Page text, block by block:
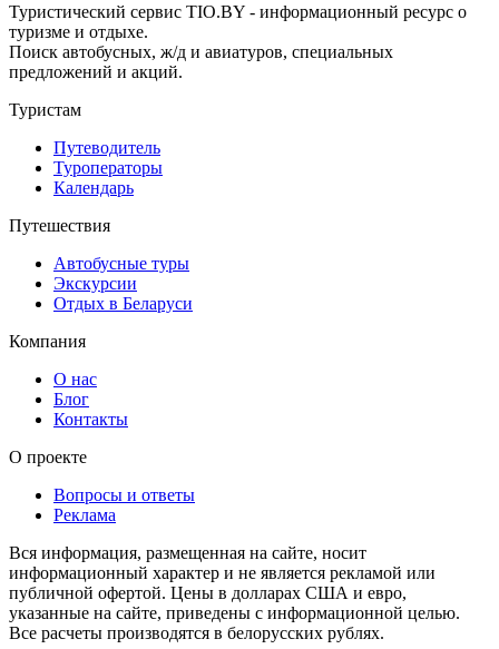
Туристический сервис TIO.BY - информационный ресурс о
туризме и отдыхе.
Поиск автобусных, ж/д и авиатуров, специальных
предложений и акций.
Туристам
Путеводитель
Туроператоры
Календарь
Путешествия
Автобусные туры
Экскурсии
Отдых в Беларуси
Компания
О нас
Блог
Контакты
О проекте
Вопросы и ответы
Реклама
Вся информация, размещенная на сайте, носит
информационный характер и не является рекламой или
публичной офертой. Цены в долларах США и евро,
указанные на сайте, приведены с информационной целью.
Все расчеты производятся в белорусских рублях.